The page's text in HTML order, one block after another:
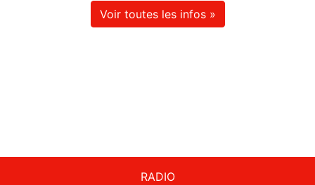
Voir toutes les infos »
RADIO